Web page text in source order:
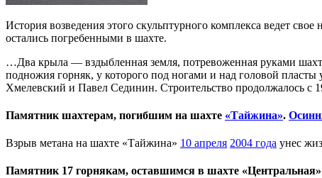
История возведения этого скульптурного комплекса ведет свое
остались погребенными в шахте.
…Два крыла — вздыбленная земля, потревоженная руками
подножия горняк, у которого под ногами и над головой
Хмелевский и Павел Сединин. Строительство продолжалось с
Памятник шахтерам, погибшим на шахте «Тайжина».
Взрыв метана на шахте «Тайжина» 10 апреля 2004 года унес
Памятник 17 горнякам, оставшимся в шахте